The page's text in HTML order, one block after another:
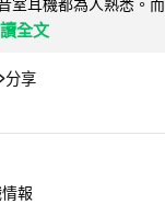
全文
分享
報